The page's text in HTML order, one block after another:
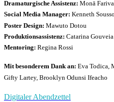
Dramaturgische Assistenz: Monā
Social Media Manager: Kenneth
Poster Design: Mawuto Dotou
Produktionsassistenz: Catarina
Mentoring: Regina Rossi
Mit besonderem Dank an: Eva Todica,
Gifty Lartey, Brooklyn Odunsi Ifeacho
Digitaler Abendzettel